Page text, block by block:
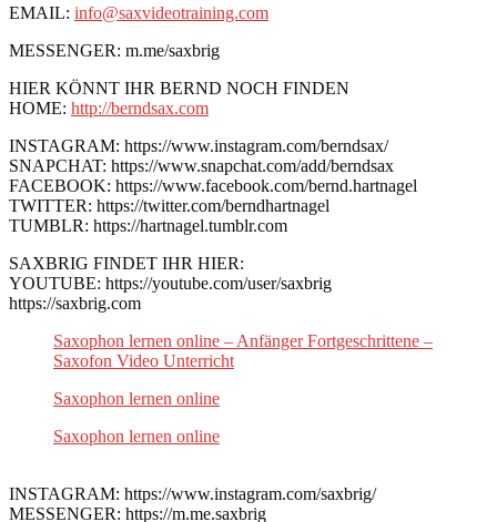
EMAIL: info@saxvideotraining.com
MESSENGER: m.me/saxbrig
HIER KÖNNT IHR BERND NOCH FINDEN
HOME: http://berndsax.com
INSTAGRAM: https://www.instagram.com/berndsax/
SNAPCHAT: https://www.snapchat.com/add/berndsax
FACEBOOK: https://www.facebook.com/bernd.hartnagel
TWITTER: https://twitter.com/berndhartnagel
TUMBLR: https://hartnagel.tumblr.com
SAXBRIG FINDET IHR HIER:
YOUTUBE: https://youtube.com/user/saxbrig
https://saxbrig.com
Saxophon lernen online – Anfänger Fortgeschrittene –
Saxofon Video Unterricht
Saxophon lernen online
Saxophon lernen online
INSTAGRAM: https://www.instagram.com/saxbrig/
MESSENGER: https://m.me.saxbrig